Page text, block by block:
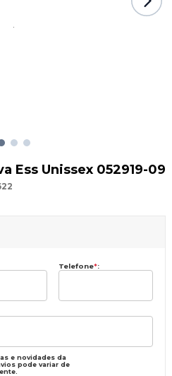
Ess Unissex 052919-09
Telefone*:
e novidades da
pode variar de